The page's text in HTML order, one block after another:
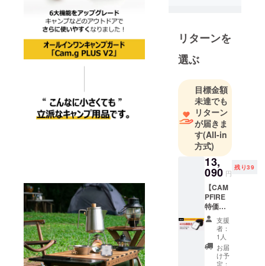
いものが開
発できるよ
うに販路を
り、ユー
ザーにはモ
ノの新しさ
と楽しさを
通してより
豊かで個性
的なライフ
スタイルを
提案できる
ように努め
ておりま
す。
リターンを
選ぶ
目標金額
未達でも
リターン
が届きま
す(All-in
方式)
13,
090 円
残り39
【CAM
PFIRE
特価・
5％OFF
】40名
様限定
■
Cam.G
PLUS
支援
者：
1人
お届
け予
定：